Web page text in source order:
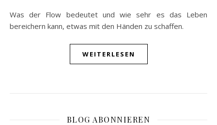
Was der Flow bedeutet und wie sehr es das Leben
bereichern kann, etwas mit den Händen zu schaffen.
WEITERLESEN
BLOG ABONNIEREN